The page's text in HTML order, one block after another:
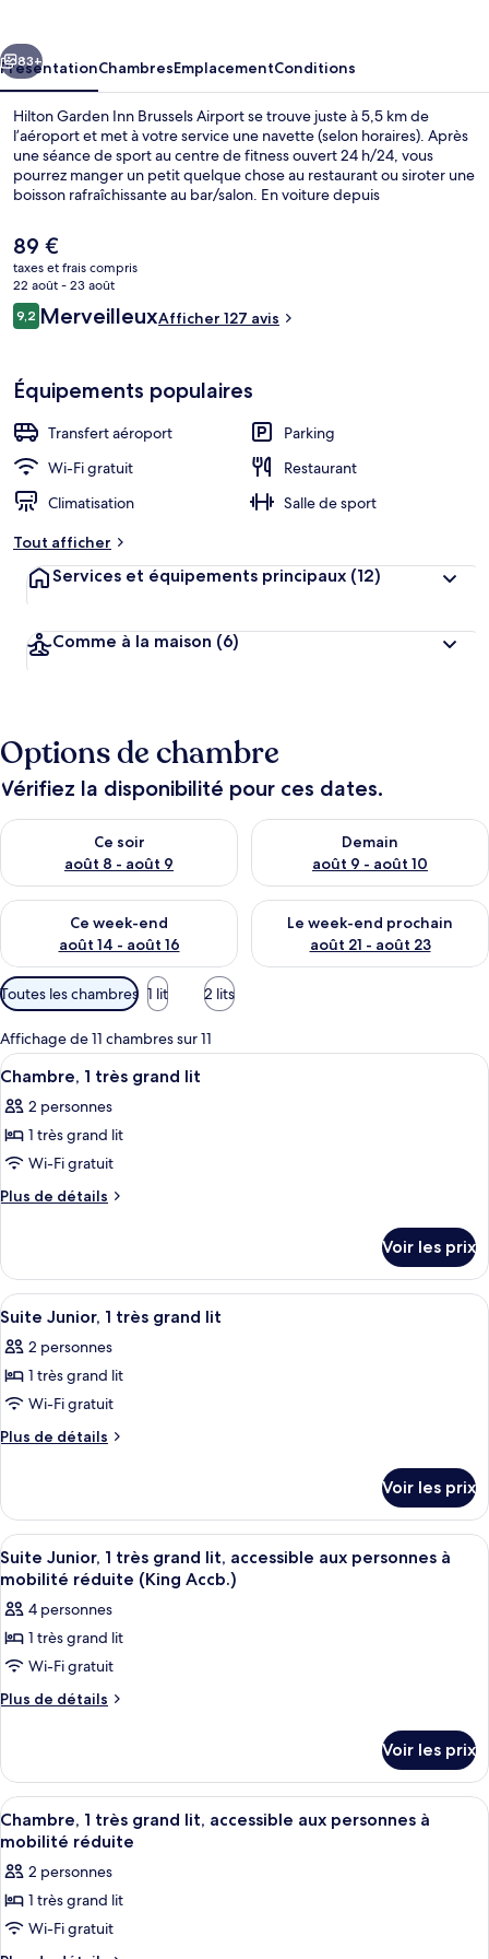
Airport
Suivant
83+
PrésentationChambresEmplacementConditions
Hilton Garden Inn Brussels Airport se trouve juste à 5,5 km de
l’aéroport et met à votre service une navette (selon horaires). Après
une séance de sport au centre de fitness ouvert 24 h/24, vous
pourrez manger un petit quelque chose au restaurant ou siroter une
boisson rafraîchissante au bar/salon. En voiture depuis
rejoindre des sites comme Stade Roi-Baudouin et Atomium.
Le
prix
actuel
est
de
89 €
taxes et frais compris
22 août - 23 août
Avis
voyageurs
9,29,2 sur 10
MerveilleuxAfficher 127 avis
Équipements populaires
Transfert aéroport
Parking
Wi-Fi gratuit
Restaurant
Climatisation
Salle de sport
Tout afficher
Services et équipements principaux (12)
Comme à la maison (6)
Options de chambre
Vérifiez la disponibilité pour ces dates.
Ce soir
août 8 - août 9
Vérifier la disponibilité pour ce soir août 8 - août 9
Demain
août 9 - août 10
Vérifier la disponibilité pour
Ce week-end
août 14 - août 16
Vérifier la disponibilité pour ce week-end août 14 - août 16
Le week-end prochain
août 21 - août 23
Vérifier la disponibilité pour
Filtres
disponibles
pour
les
chambres
Toutes les chambres 1 lit 2 lits
Affichage de 11 chambres sur 11
Afficher
toutes
les
photos
pour
ce
chambre :
Chambre,
1
très
grand
lit
Une chambre d’hôtel moderne
5
Chambre, 1 très grand lit
2 personnes
1 très grand lit
Wi-Fi gratuit
Plus de détails
Plus
le
type
de
Chambre,
grand
lit
Voir les prix
Afficher
toutes
les
photos
pour
ce
chambre :
Suite
Junior,
1
très
grand
lit
Literie de qualité supérieure,
5
Suite Junior, 1 très grand lit
2 personnes
1 très grand lit
Wi-Fi gratuit
Plus de détails
Plus
le
type
de
chambre
Junior,
grand
lit
Voir les prix
Afficher
toutes
les
photos
pour
ce
type
Suite
Junior,
1
très
grand
lit,
accessible
Literie de qualité supérieure,
5
Suite Junior, 1 très grand lit, accessible aux personnes à
mobilité réduite (King Accb.)
4 personnes
1 très grand lit
Wi-Fi gratuit
Plus de détails
Plus
le
type
de
chambre
Junior,
grand
lit,
Voir les prix
Afficher
toutes
les
photos
pour
ce
Une chambre d’hôtel moderne
5
Chambre, 1 très grand lit, accessible aux personnes à
mobilité réduite
2 personnes
1 très grand lit
Wi-Fi gratuit